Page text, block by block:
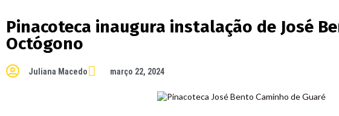
Pinacoteca inaugura instalação de José
Octógono
Juliana Macedo março 22, 2024